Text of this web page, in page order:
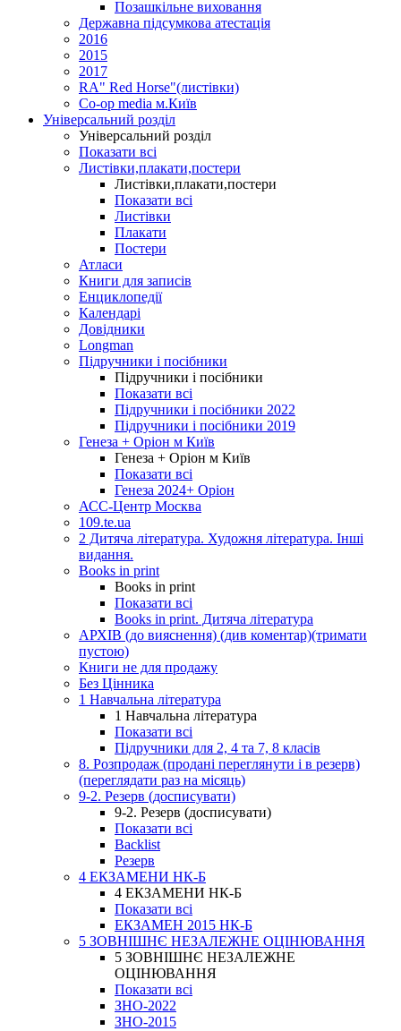
Позашкільне виховання
Державна підсумкова атестація
2016
2015
2017
RA" Red Horse"(листівки)
Co-op media м.Київ
Універсальний розділ
Універсальний розділ
Показати всі
Листівки,плакати,постери
Листівки,плакати,постери
Показати всі
Листівки
Плакати
Постери
Атласи
Книги для записів
Енциклопедії
Календарі
Довідники
Longman
Підручники і посібники
Підручники і посібники
Показати всі
Підручники і посібники 2022
Підручники і посібники 2019
Генеза + Оріон м Київ
Генеза + Оріон м Київ
Показати всі
Генеза 2024+ Оріон
АСС-Центр Москва
109.te.ua
2 Дитяча література. Художня література. Інші
видання.
Books in print
Books in print
Показати всі
Books in print. Дитяча література
АРХІВ (до вияснення) (див коментар)(тримати
пустою)
Книги не для продажу
Без Цінника
1 Навчальна література
1 Навчальна література
Показати всі
Підручники для 2, 4 та 7, 8 класів
8. Розпродаж (продані переглянути і в резерв)
(переглядати раз на місяць)
9-2. Резерв (досписувати)
9-2. Резерв (досписувати)
Показати всі
Backlist
Резерв
4 ЕКЗАМЕНИ НК-Б
4 ЕКЗАМЕНИ НК-Б
Показати всі
ЕКЗАМЕН 2015 НК-Б
5 ЗОВНІШНЄ НЕЗАЛЕЖНЕ ОЦІНЮВАННЯ
5 ЗОВНІШНЄ НЕЗАЛЕЖНЕ
ОЦІНЮВАННЯ
Показати всі
ЗНО-2022
ЗНО-2015